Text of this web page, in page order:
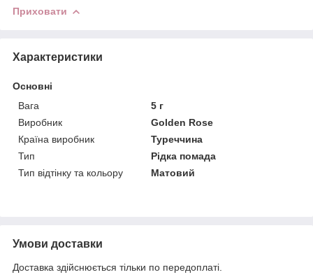
Приховати
Характеристики
Основні
Вага
5 г
Виробник
Golden Rose
Країна виробник
Туреччина
Тип
Рідка помада
Тип відтінку та кольору
Матовий
Умови доставки
Доставка здійснюється тільки по передоплаті.